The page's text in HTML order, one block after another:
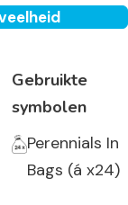
Gebruikte
symbolen
Perennials In
Bags (á x24)